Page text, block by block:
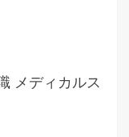
メディカルス